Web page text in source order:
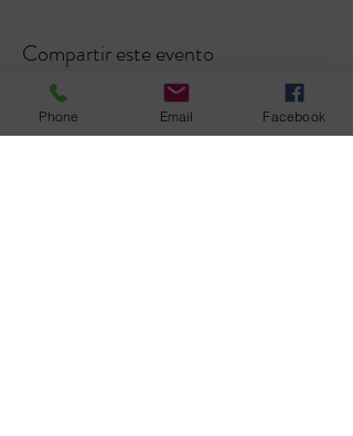
Compartir este evento
Phone Email Facebook